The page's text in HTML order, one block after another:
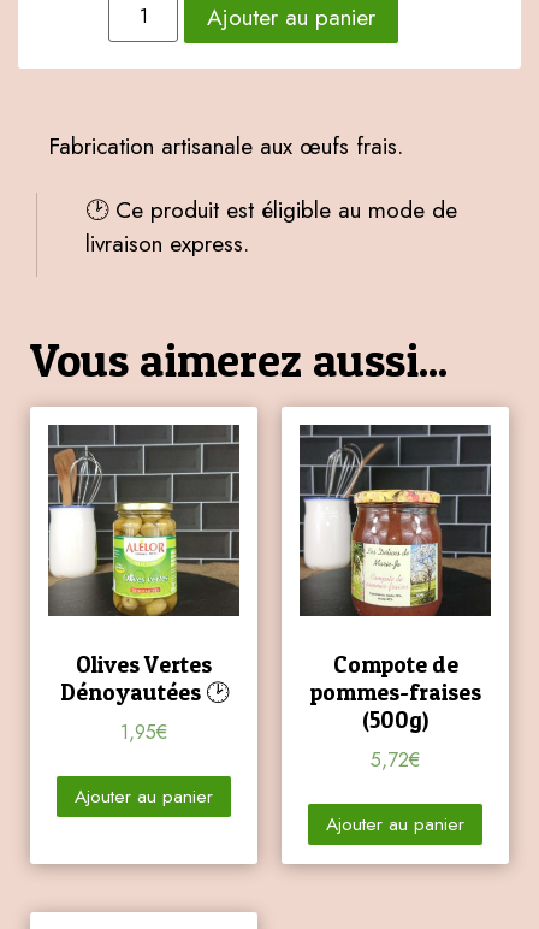
Ajouter au panier
Fabrication artisanale aux œufs frais.
🕑 Ce produit est éligible au mode de
livraison express.
Vous aimerez aussi...
Olives Vertes
Dénoyautées 🕑
1,95€
Ajouter au panier
Compote de
pommes-fraises
(500g)
5,72€
Ajouter au panier